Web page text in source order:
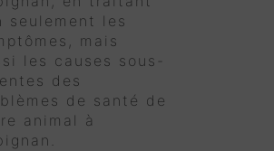
seulement les
mais
les causes sous-
des
de santé de
animal à